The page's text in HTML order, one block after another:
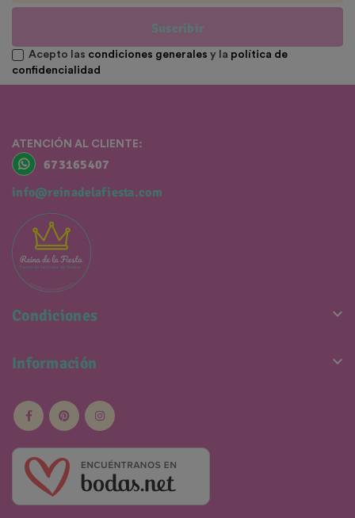
Suscribir
Acepto las condiciones generales y la política de
confidencialidad
ATENCIÓN AL CLIENTE:
673165407
info@reinadelafiesta.com
Condiciones 
Información 